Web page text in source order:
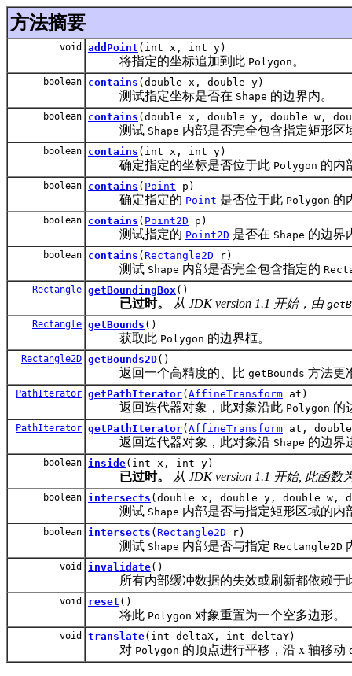
方法摘要
void addPoint (int x, int y)
将指定的坐标追加到此 Polygon 。
boolean contains (double x, double y)
测试指定坐标是否在 Shape 的边界内。
boolean contains (double x, double y, double w,
测试 Shape 内部是否完全包含指定矩形区
boolean contains (int x, int y)
确定指定的坐标是否位于此 Polygon 的内
boolean contains ( Point p)
确定指定的 Point 是否位于此 Polygon 的
boolean contains ( Point2D p)
测试指定的 Point2D 是否在 Shape 的边界
boolean contains ( Rectangle2D r)
测试 Shape 内部是否完全包含指定的
Rectangle getBoundingBox ()
已过时。 从 JDK version 1.1 开始，由
Rectangle getBounds ()
获取此 Polygon 的边界框。
Rectangle2D getBounds2D()
返回一个高精度的、比 getBounds 方法更
PathIterator getPathIterator( AffineTransform at)
返回迭代器对象，此对象沿此 Polygon 的
PathIterator getPathIterator( AffineTransform at,
返回迭代器对象，此对象沿 Shape 的边界
boolean inside(int x, int y)
已过时。 从 JDK version 1.1 开始, 此函数
boolean intersects (double x, double y, double w,
测试 Shape 内部是否与指定矩形区域的内
boolean intersects ( Rectangle2D r)
测试 Shape 内部是否与指定 Rectangle2D
void invalidate()
所有内部缓冲数据的失效或刷新都依赖于
void reset ()
将此 Polygon 对象重置为一个空多边形。
void translate(int deltaX, int deltaY)
对 Polygon 的顶点进行平移，沿 x 轴移动